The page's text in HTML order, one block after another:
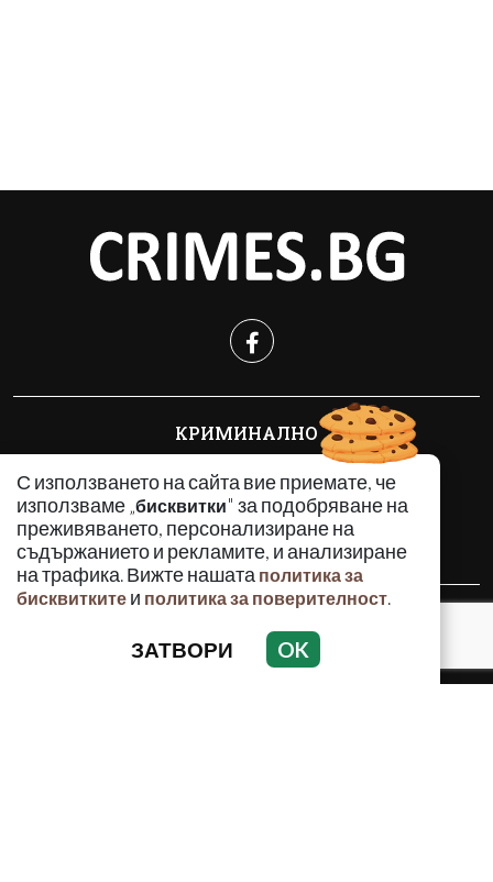
С използването на сайта вие приемате, че
използваме „бисквитки" за подобряване на
преживяването, персонализиране на
съдържанието и рекламите, и анализиране
на трафика. Вижте нашата политика за
бисквитките и политика за поверителност.
ЗАТВОРИ OK
КРИМИНАЛНО
ИНЦИДЕНТИ
АНАЛИЗИ
ПО СВЕТА
ВОДЕЩИ ТЕМИ
Използването и публикуването на част или цялото
съдържание на Crimes.BG без разрешение на Медийна
група Асмара ЕООД е забранено.